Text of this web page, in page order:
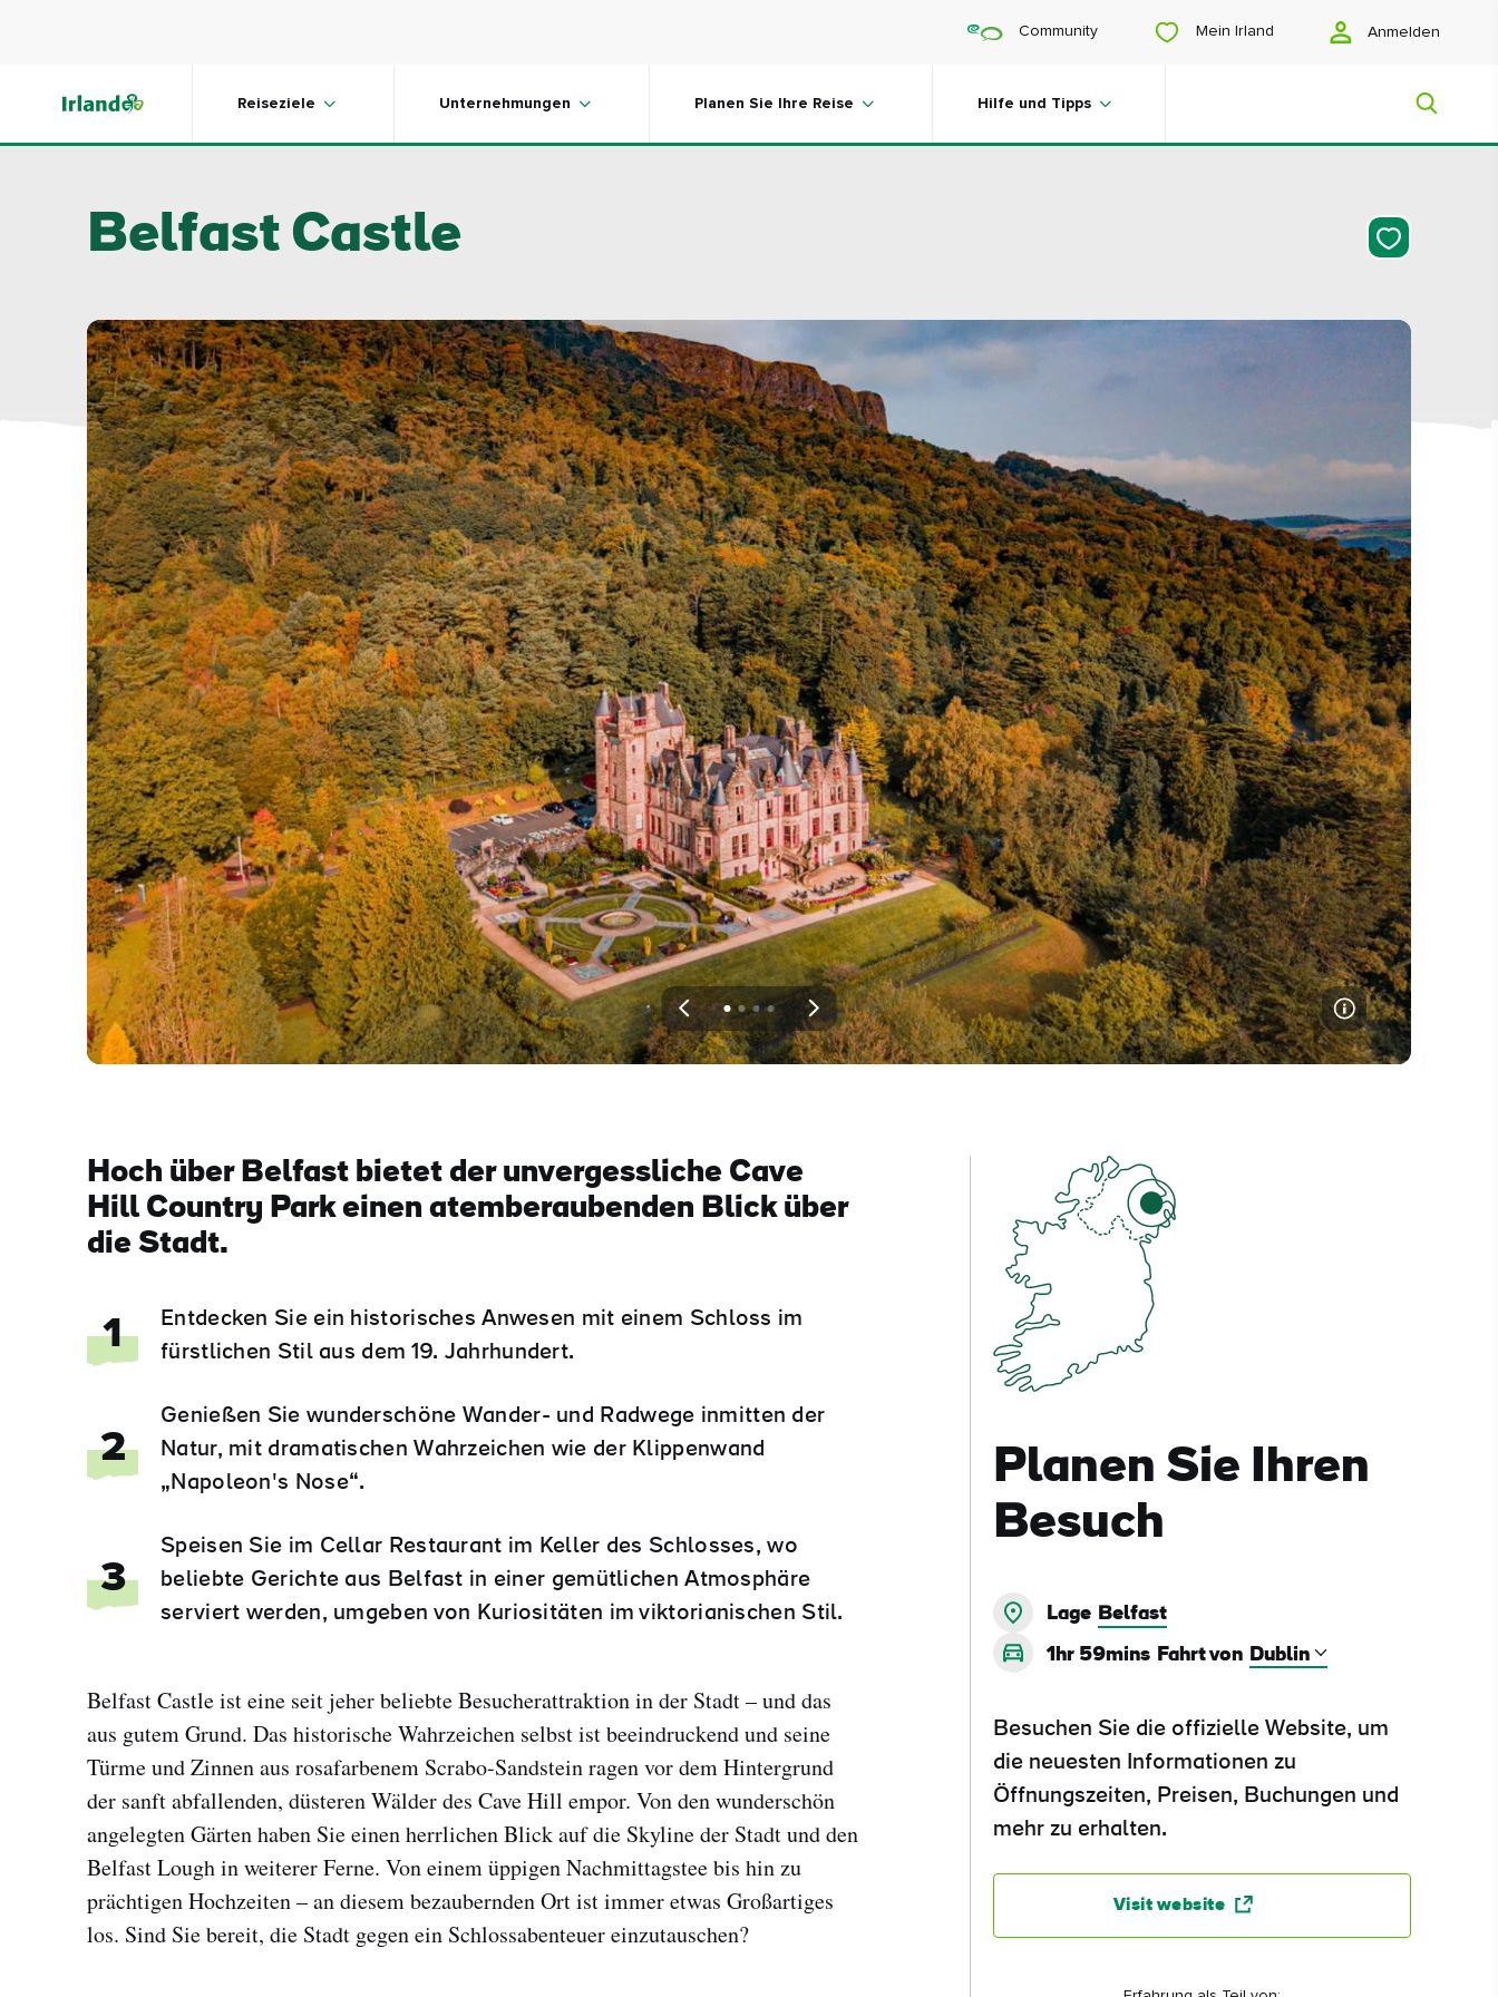
Community Mein Irland Anmelden
Reiseziele Unternehmungen Planen Sie Ihre Reise Hilfe und Tipps
Sie eine Reise? Oder wollen Sie sich
einfach nur glücklich scrollen? Wir
#Landschaften
#KulturUndTradition
#AktivitätenImFreien
#Wahrzeichen
Belfast Castle
View
slide
1
View
slide
2
View
slide
3
View
slide
4
Hoch über Belfast bietet der unvergessliche Cave
Hill Country Park einen atemberaubenden Blick über
die Stadt.
1
Entdecken Sie ein historisches Anwesen mit einem Schloss im
fürstlichen Stil aus dem 19. Jahrhundert.
2
Genießen Sie wunderschöne Wander- und Radwege inmitten der
Natur, mit dramatischen Wahrzeichen wie der Klippenwand
„Napoleon's Nose“.
3
Speisen Sie im Cellar Restaurant im Keller des Schlosses, wo
beliebte Gerichte aus Belfast in einer gemütlichen Atmosphäre
serviert werden, umgeben von Kuriositäten im viktorianischen Stil.
Belfast Castle ist eine seit jeher beliebte Besucherattraktion in der Stadt – und das
aus gutem Grund. Das historische Wahrzeichen selbst ist beeindruckend und seine
Türme und Zinnen aus rosafarbenem Scrabo-Sandstein ragen vor dem Hintergrund
der sanft abfallenden, düsteren Wälder des Cave Hill empor. Von den wunderschön
angelegten Gärten haben Sie einen herrlichen Blick auf die Skyline der Stadt und den
Belfast Lough in weiterer Ferne. Von einem üppigen Nachmittagstee bis hin zu
prächtigen Hochzeiten – an diesem bezaubernden Ort ist immer etwas Großartiges
los. Sind Sie bereit, die Stadt gegen ein Schlossabenteuer einzutauschen?
Planen Sie Ihren
Besuch
Lage Belfast
1hr 59mins Fahrt von
Besuchen Sie die offizielle Website, um
die neuesten Informationen zu
Öffnungszeiten, Preisen, Buchungen und
mehr zu erhalten.
Visit website